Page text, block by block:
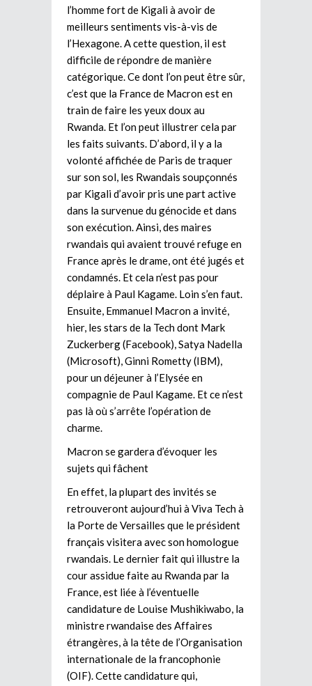
l’homme fort de Kigali à avoir de
meilleurs sentiments vis-à-vis de
l’Hexagone. A cette question, il est
difficile de répondre de manière
catégorique. Ce dont l’on peut être sûr,
c’est que la France de Macron est en
train de faire les yeux doux au
Rwanda. Et l’on peut illustrer cela par
les faits suivants. D’abord, il y a la
volonté affichée de Paris de traquer
sur son sol, les Rwandais soupçonnés
par Kigali d’avoir pris une part active
dans la survenue du génocide et dans
son exécution. Ainsi, des maires
rwandais qui avaient trouvé refuge en
France après le drame, ont été jugés et
condamnés. Et cela n’est pas pour
déplaire à Paul Kagame. Loin s’en faut.
Ensuite, Emmanuel Macron a invité,
hier, les stars de la Tech dont Mark
Zuckerberg (Facebook), Satya Nadella
(Microsoft), Ginni Rometty (IBM),
pour un déjeuner à l’Elysée en
compagnie de Paul Kagame. Et ce n’est
pas là où s’arrête l’opération de
charme.
Macron se gardera d’évoquer les
sujets qui fâchent
En effet, la plupart des invités se
retrouveront aujourd’hui à Viva Tech à
la Porte de Versailles que le président
français visitera avec son homologue
rwandais. Le dernier fait qui illustre la
cour assidue faite au Rwanda par la
France, est liée à l’éventuelle
candidature de Louise Mushikiwabo, la
ministre rwandaise des Affaires
étrangères, à la tête de l’Organisation
internationale de la francophonie
(OIF). Cette candidature qui,